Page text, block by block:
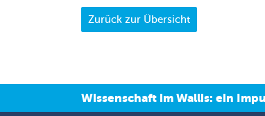
Wissenschaft im Wallis: ein